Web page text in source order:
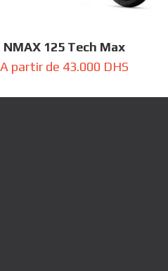
NMAX 125 Tech Max
A partir de 43.000 DHS